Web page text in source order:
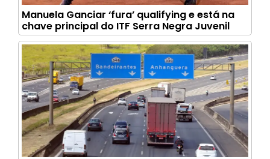
Manuela Ganciar ‘fura’ qualifying e está na
chave principal do ITF Serra Negra Juvenil